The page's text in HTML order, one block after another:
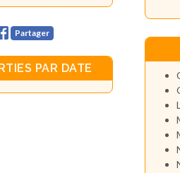
Partager
PAR DATE